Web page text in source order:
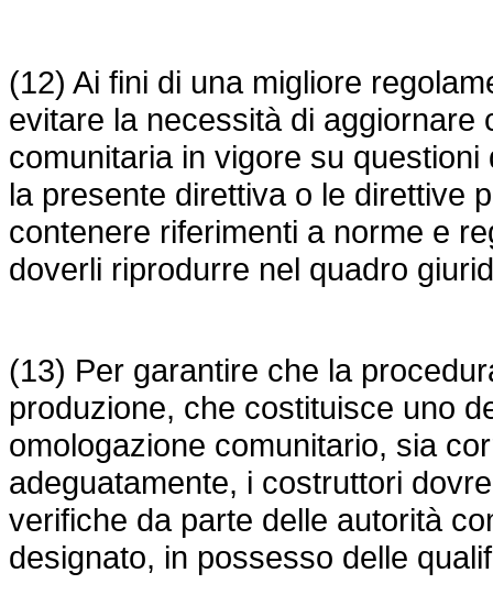
(12) Ai fini di una migliore
evitare la necessità di aggiornare
comunitaria in vigore su
la presente direttiva o le direttive
contenere riferimenti a norme e
doverli riprodurre nel quadro
(13) Per garantire che la
produzione, che costituisce uno
omologazione comunitario, sia
adeguatamente, i costruttori
verifiche da parte delle autorità
designato, in possesso delle